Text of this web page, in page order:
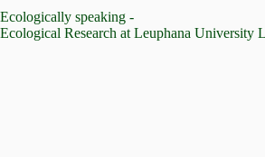
Inhalt
springen
Ecologically speaking -
Ecological Research at Leuphana University